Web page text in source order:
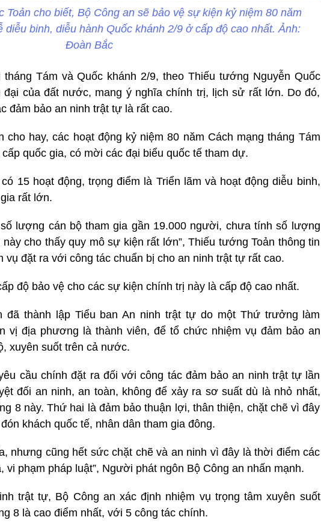
Toản cho biết, Bộ Công an sẽ bảo vệ sự kiện kỷ niệm 80 năm
diễu binh, diễu hành Quốc khánh 2/9 ở cấp độ cao nhất. Ảnh:
Đoàn Bắc
Tám và Quốc khánh 2/9, theo Thiếu tướng Nguyễn Quốc
đại của đất nước, mang ý nghĩa chính trị, lịch sử rất lớn. Do đó,
đảm bảo an ninh trật tự là rất cao.
cho hay, các hoạt động kỷ niệm 80 năm Cách mạng tháng Tám
quốc gia, có mời các đại biểu quốc tế tham dự.
15 hoạt động, trọng điểm là Triển lãm và hoạt động diễu binh,
rất lớn.
số lượng cán bộ tham gia gần 19.000 người, chưa tính số lượng
cho thấy quy mô sự kiện rất lớn”, Thiếu tướng Toản thông tin
vụ đặt ra với công tác chuẩn bị cho an ninh trật tự rất cao.
độ bảo vệ cho các sự kiện chính trị này là cấp độ cao nhất.
đã thành lập Tiểu ban An ninh trật tự do một Thứ trưởng làm
vị địa phương là thành viên, để tổ chức nhiệm vụ đảm bảo an
xuyên suốt trên cả nước.
cầu chính đặt ra đối với công tác đảm bảo an ninh trật tự lần
đối an ninh, an toàn, không để xảy ra sơ suất dù là nhỏ nhất,
8 này. Thứ hai là đảm bảo thuận lợi, thân thiện, chặt chẽ vì đây
khách quốc tế, nhân dân tham gia đông.
nhưng cũng hết sức chặt chẽ và an ninh vì đây là thời điểm các
phạm pháp luật”, Người phát ngôn Bộ Công an nhấn mạnh.
trật tự, Bộ Công an xác định nhiệm vụ trọng tâm xuyên suốt
8 là cao điểm nhất, với 5 công tác chính.